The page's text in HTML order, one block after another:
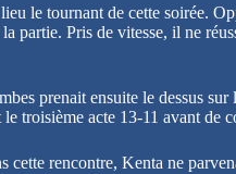
le tournant de cette soirée.
partie. Pris de vitesse, il ne
prenait ensuite le dessus
troisième acte 13-11 avant
cette rencontre, Kenta ne